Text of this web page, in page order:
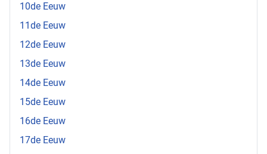
10de Eeuw
11de Eeuw
12de Eeuw
13de Eeuw
14de Eeuw
15de Eeuw
16de Eeuw
17de Eeuw